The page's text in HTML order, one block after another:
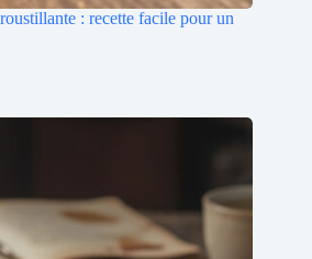
: recette facile pour un